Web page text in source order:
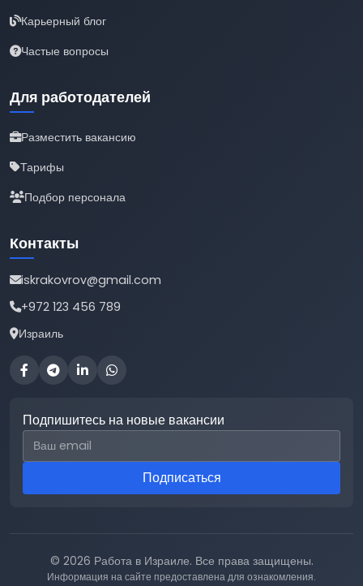
Карьерный блог
Частые вопросы
Для работодателей
Разместить вакансию
Тарифы
Подбор персонала
Контакты
iskrakovrov@gmail.com
+972 123 456 789
Израиль
Подпишитесь на новые вакансии
Email для подписки
Подписаться
© 2026 Работа в Израиле. Все права защищены.
Информация на сайте предоставлена для ознакомления.